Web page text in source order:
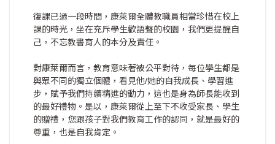
復課已過一段時間，康萊爾全體教職員相當珍惜在校上
課的時光，坐在充斥學生歡語聲的校園，我們更提醒自
己，不忘教書育人的本分及責任。
對康萊爾而言，教育意味著被公平對待，每位學生都是
與眾不同的獨立個體，看見他/她的自我成長、學習進
步，賦予我們持續精進的動力，這也是身為師長能收到
的最好禮物。是以，康萊爾從上至下不收受家長、學生
的贈禮，您跟孩子對我們教育工作的認同，就是最好的
尊重，也是自我肯定。